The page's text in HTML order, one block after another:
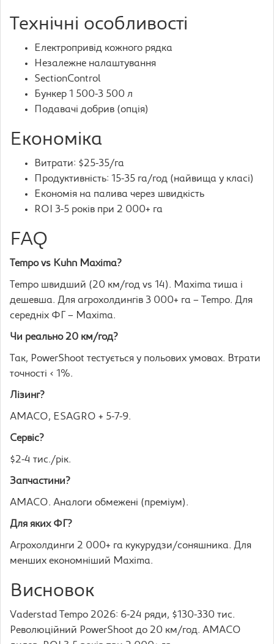
Технічні особливості
Електропривід кожного рядка
Незалежне налаштування
SectionControl
Бункер 1 500-3 500 л
Подавачі добрив (опція)
Економіка
Витрати: $25-35/га
Продуктивність: 15-35 га/год (найвища у класі)
Економія на палива через швидкість
ROI 3-5 років при 2 000+ га
FAQ
Tempo vs Kuhn Maxima?
Tempo швидший (20 км/год vs 14). Maxima тиша і
дешевша. Для агрохолдингів 3 000+ га – Tempo. Для
середніх ФГ – Maxima.
Чи реально 20 км/год?
Так, PowerShoot тестується у польових умовах. Втрати
точності < 1%.
Лізинг?
AMACO, ESAGRO + 5-7-9.
Сервіс?
$2-4 тис./рік.
Запчастини?
AMACO. Аналоги обмежені (преміум).
Для яких ФГ?
Агрохолдинги 2 000+ га кукурудзи/соняшника. Для
менших економніший Maxima.
Висновок
Vaderstad Tempo 2026: 6-24 ряди, $130-330 тис.
Революційний PowerShoot до 20 км/год. AMACO